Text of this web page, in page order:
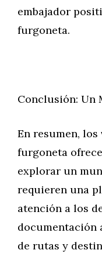
embajador
furgoneta.
Conclusión: Un
En resumen,
furgoneta
explorar un
requieren una
atención a los
documentación
de rutas y